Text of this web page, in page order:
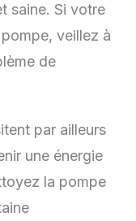
saine. Si votre
pompe, veillez à
de
par ailleurs
une énergie
la pompe